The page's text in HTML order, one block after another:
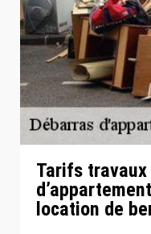
Tarifs
location de